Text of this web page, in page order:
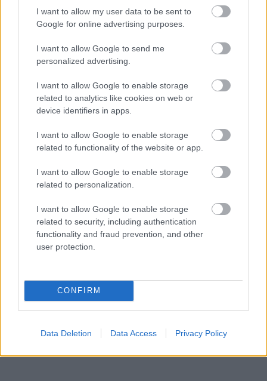
I want to allow my user data to be sent to
Google for online advertising purposes.
I want to allow Google to send me
personalized advertising.
I want to allow Google to enable storage
related to analytics like cookies on web or
device identifiers in apps.
I want to allow Google to enable storage
related to functionality of the website or app.
I want to allow Google to enable storage
related to personalization.
I want to allow Google to enable storage
related to security, including authentication
functionality and fraud prevention, and other
user protection.
CONFIRM
Data Deletion Data Access Privacy Policy